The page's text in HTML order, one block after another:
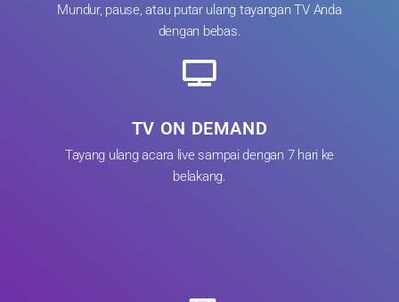
Mundur, pause, atau putar ulang tayangan TV Anda
dengan bebas.
TV ON DEMAND
Tayang ulang acara live sampai dengan 7 hari ke
belakang.